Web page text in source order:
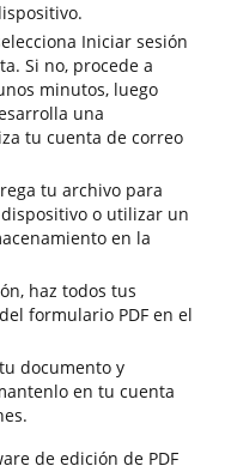
Iniciar sesión
Si no, procede a
minutos, luego
una
tu cuenta de correo
tu archivo para
o utilizar un
en la
haz todos tus
formulario PDF en el
documento y
en tu cuenta
de edición de PDF